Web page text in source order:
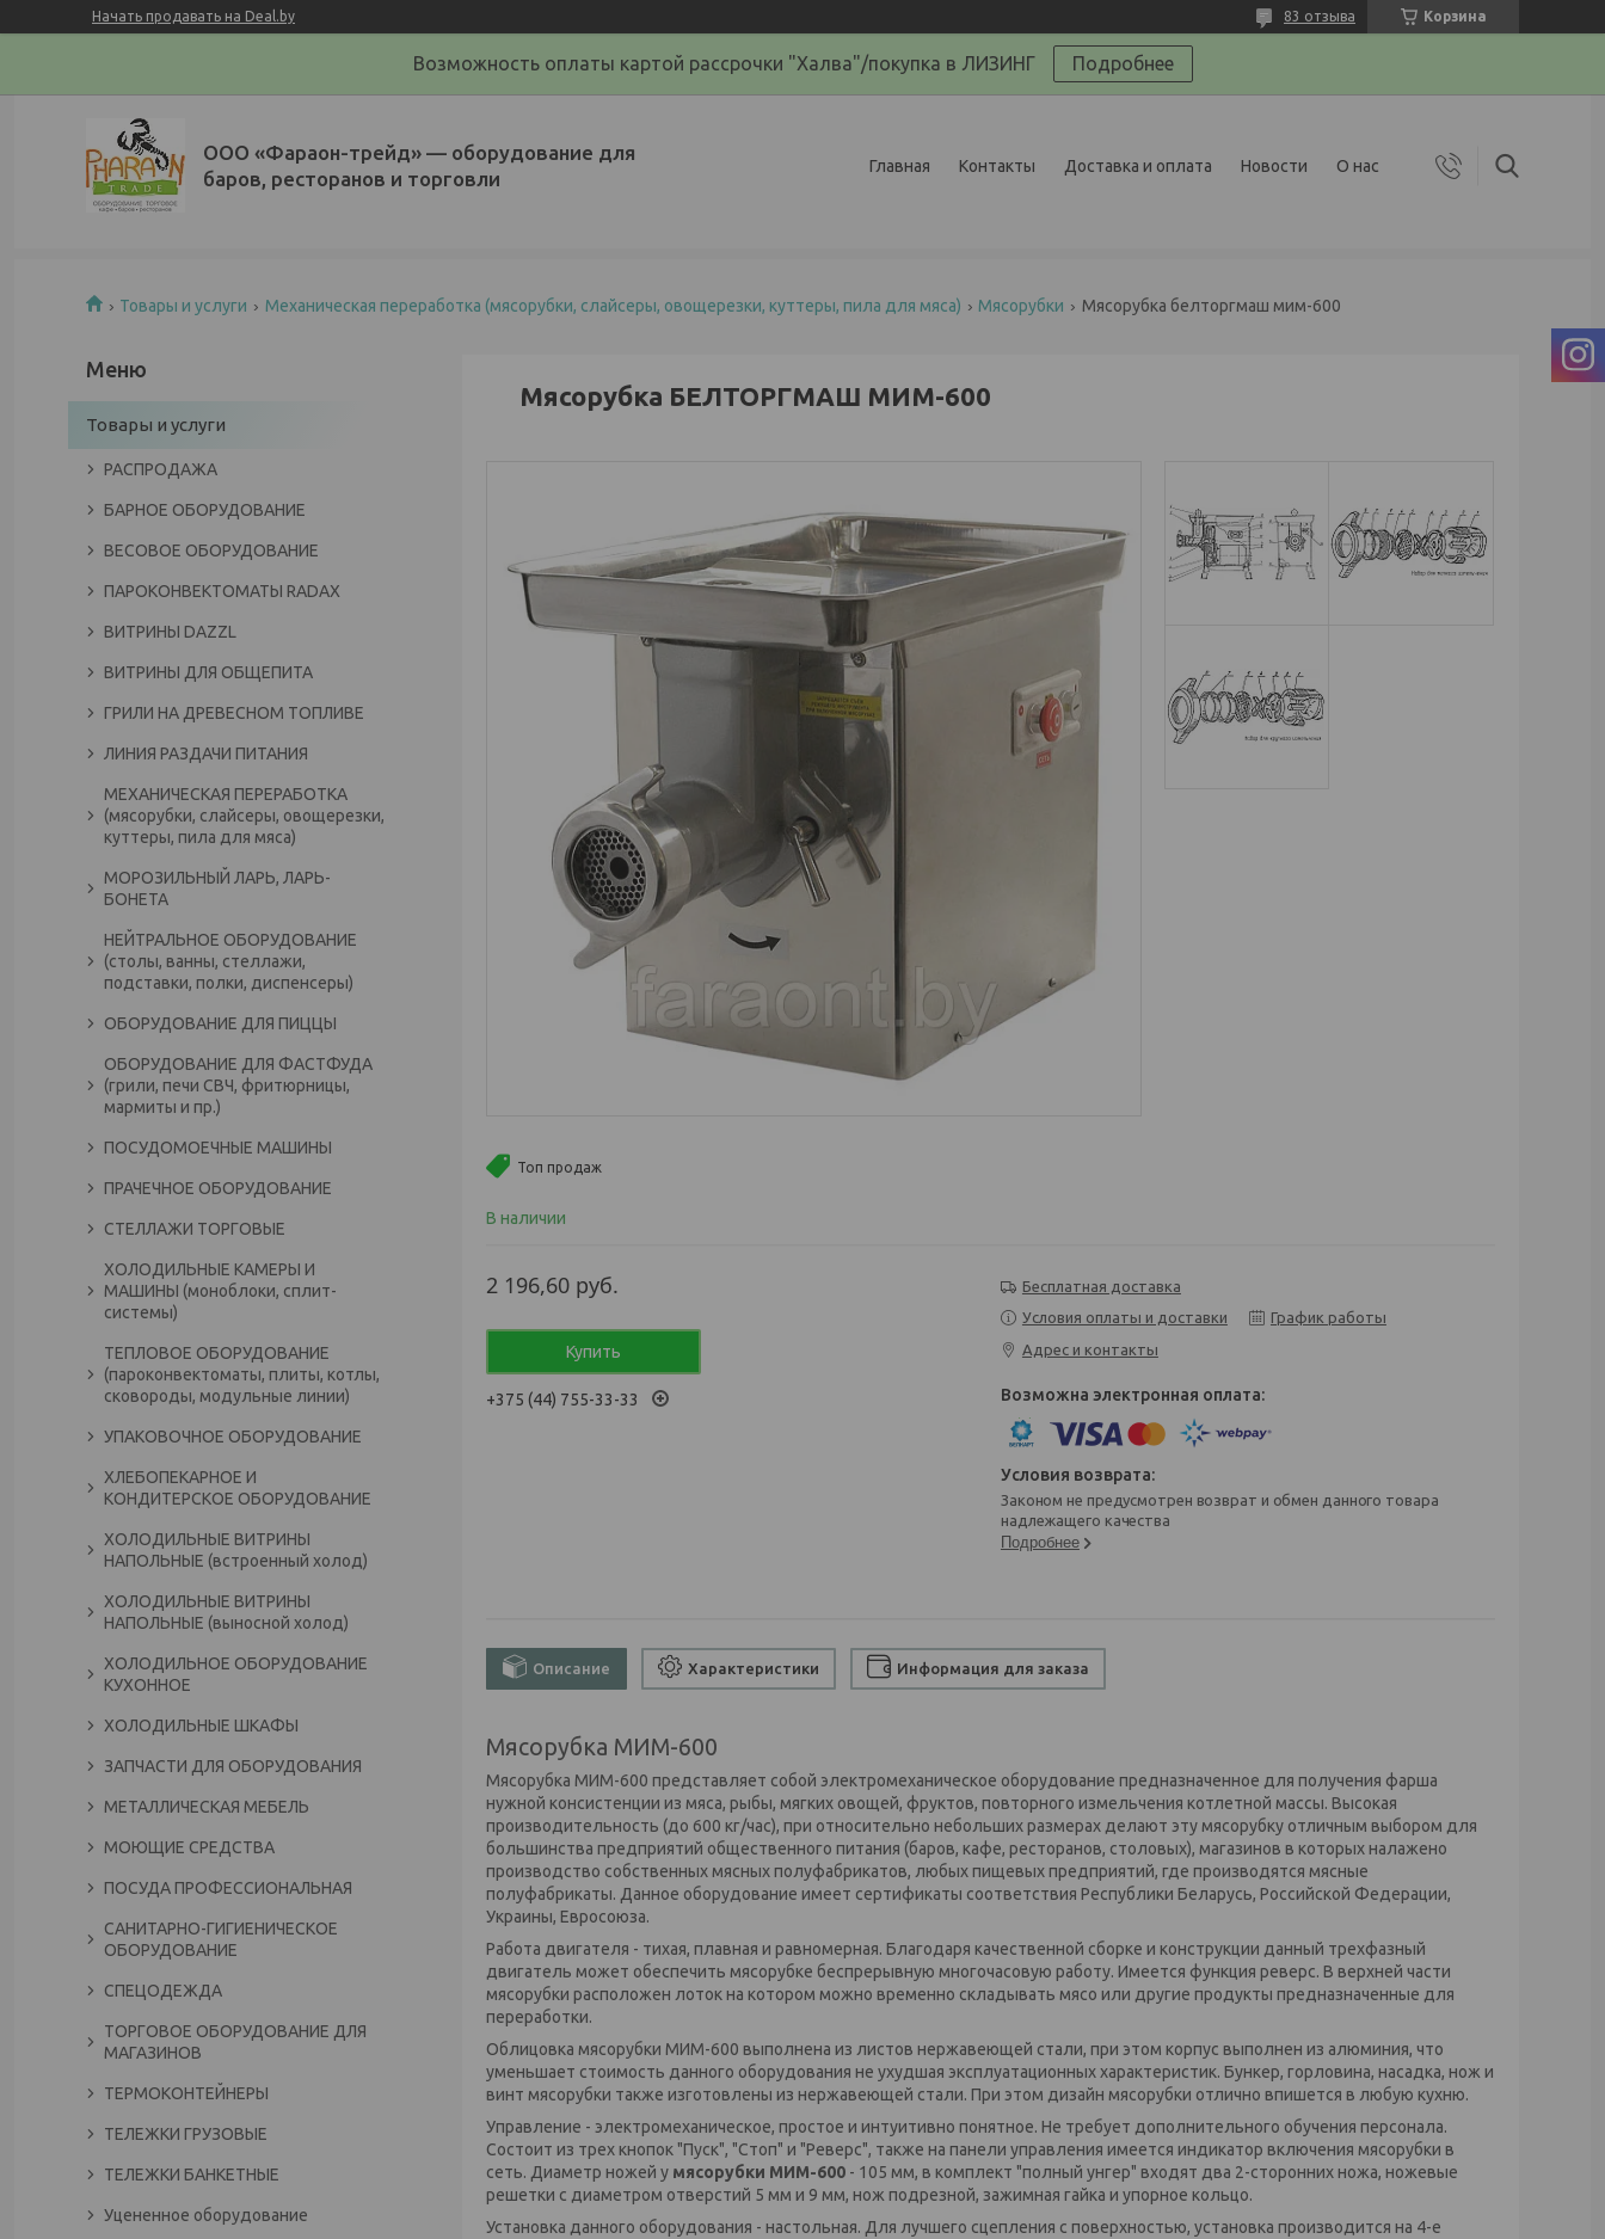
Начать продавать на Deal.by Корзина
83 отзыва
Возможность оплаты картой рассрочки "Халва"/покупка в ЛИЗИНГ Подробнее
ООО «Фараон-трейд»‎ — оборудование для
баров, ресторанов и торговли
Главная Контакты Доставка и оплата Новости О нас
Товары и услуги Механическая переработка (мясорубки, слайсеры, овощерезки, куттеры, пила для мяса) Мясорубки Мясорубка белторгмаш мим-600
Мясорубка БЕЛТОРГМАШ МИМ-600
Топ продаж
В наличии
2 196,60 руб.
Купить
+375 (44) 755-33-33
Бесплатная доставка
Условия оплаты и доставки
График работы
Адрес и контакты
Законом не предусмотрен возврат и обмен данного товара
надлежащего качества
Подробнее
Описание Характеристики Информация для заказа
Мясорубка МИМ-600
Мясорубка МИМ-600 представляет собой электромеханическое оборудование предназначенное для получения фарша
нужной консистенции из мяса, рыбы, мягких овощей, фруктов, повторного измельчения котлетной массы. Высокая
производительность (до 600 кг/час), при относительно небольших размерах делают эту мясорубку отличным выбором для
большинства предприятий общественного питания (баров, кафе, ресторанов, столовых), магазинов в которых налажено
производство собственных мясных полуфабрикатов, любых пищевых предприятий, где производятся мясные
полуфабрикаты. Данное оборудование имеет сертификаты соответствия Республики Беларусь, Российской Федерации,
Украины, Евросоюза.
Работа двигателя - тихая, плавная и равномерная. Благодаря качественной сборке и конструкции данный трехфазный
двигатель может обеспечить мясорубке беспрерывную многочасовую работу. Имеется функция реверс. В верхней части
мясорубки расположен лоток на котором можно временно складывать мясо или другие продукты предназначенные для
переработки.
Облицовка мясорубки МИМ-600 выполнена из листов нержавеющей стали, при этом корпус выполнен из алюминия, что
уменьшает стоимость данного оборудования не ухудшая эксплуатационных характеристик. Бункер, горловина, насадка, нож и
винт мясорубки также изготовлены из нержавеющей стали. При этом дизайн мясорубки отлично впишется в любую кухню.
Управление - электромеханическое, простое и интуитивно понятное. Не требует дополнительного обучения персонала.
Состоит из трех кнопок "Пуск", "Стоп" и "Реверс", также на панели управления имеется индикатор включения мясорубки в
сеть. Диаметр ножей у мясорубки МИМ-600 - 105 мм, в комплект "полный унгер" входят два 2-сторонних ножа, ножевые
решетки с диаметром отверстий 5 мм и 9 мм, нож подрезной, зажимная гайка и упорное кольцо.
Установка данного оборудования - настольная. Для лучшего сцепления с поверхностью, установка производится на 4-е
Товары и услуги
РАСПРОДАЖА
БАРНОЕ ОБОРУДОВАНИЕ
ВЕСОВОЕ ОБОРУДОВАНИЕ
ПАРОКОНВЕКТОМАТЫ RADAX
ВИТРИНЫ DAZZL
ВИТРИНЫ ДЛЯ ОБЩЕПИТА
ГРИЛИ НА ДРЕВЕСНОМ ТОПЛИВЕ
ЛИНИЯ РАЗДАЧИ ПИТАНИЯ
МЕХАНИЧЕСКАЯ ПЕРЕРАБОТКА
(мясорубки, слайсеры, овощерезки,
куттеры, пила для мяса)
МОРОЗИЛЬНЫЙ ЛАРЬ, ЛАРЬ-
БОНЕТА
НЕЙТРАЛЬНОЕ ОБОРУДОВАНИЕ
(столы, ванны, стеллажи,
подставки, полки, диспенсеры)
ОБОРУДОВАНИЕ ДЛЯ ПИЦЦЫ
ОБОРУДОВАНИЕ ДЛЯ ФАСТФУДА
(грили, печи СВЧ, фритюрницы,
мармиты и пр.)
ПОСУДОМОЕЧНЫЕ МАШИНЫ
ПРАЧЕЧНОЕ ОБОРУДОВАНИЕ
СТЕЛЛАЖИ ТОРГОВЫЕ
ХОЛОДИЛЬНЫЕ КАМЕРЫ И
МАШИНЫ (моноблоки, сплит-
системы)
ТЕПЛОВОЕ ОБОРУДОВАНИЕ
(пароконвектоматы, плиты, котлы,
сковороды, модульные линии)
УПАКОВОЧНОЕ ОБОРУДОВАНИЕ
ХЛЕБОПЕКАРНОЕ И
КОНДИТЕРСКОЕ ОБОРУДОВАНИЕ
ХОЛОДИЛЬНЫЕ ВИТРИНЫ
НАПОЛЬНЫЕ (встроенный холод)
ХОЛОДИЛЬНЫЕ ВИТРИНЫ
НАПОЛЬНЫЕ (выносной холод)
ХОЛОДИЛЬНОЕ ОБОРУДОВАНИЕ
КУХОННОЕ
ХОЛОДИЛЬНЫЕ ШКАФЫ
ЗАПЧАСТИ ДЛЯ ОБОРУДОВАНИЯ
МЕТАЛЛИЧЕСКАЯ МЕБЕЛЬ
МОЮЩИЕ СРЕДСТВА
ПОСУДА ПРОФЕССИОНАЛЬНАЯ
САНИТАРНО-ГИГИЕНИЧЕСКОЕ
ОБОРУДОВАНИЕ
СПЕЦОДЕЖДА
ТОРГОВОЕ ОБОРУДОВАНИЕ ДЛЯ
МАГАЗИНОВ
ТЕРМОКОНТЕЙНЕРЫ
ТЕЛЕЖКИ ГРУЗОВЫЕ
ТЕЛЕЖКИ БАНКЕТНЫЕ
Уцененное оборудование